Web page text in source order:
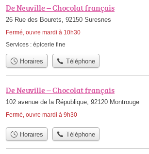
De Neuville – Chocolat français
26 Rue des Bourets, 92150 Suresnes
Fermé, ouvre mardi à 10h30
Services : épicerie fine
Horaires Téléphone
De Neuville – Chocolat français
102 avenue de la République, 92120 Montrouge
Fermé, ouvre mardi à 9h30
Horaires Téléphone